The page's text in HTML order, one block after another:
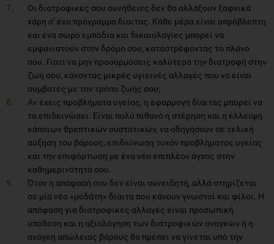
Οι διατροφικές σου συνήθειες δεν θα αλλάξουν ξαφνικά
χάρη σ’ ένα πρόγραμμα δίαιτας. Κάθε μέρα είναι απρόβλεπτη
και ένα σωρό εμπόδια και δικαιολογίες μπορεί να
εμφανιστούν στον δρόμο σου, καταστρέφοντας το πλάνο
σου. Γιατί να μην προσαρμόσεις καλύτερα την διατροφή στην
ζωή σου, κάνοντας μικρές υγιεινές αλλαγές που να είναι
συμβατές με τον τρόπο ζωής σου;
Αν έχεις προβλήματα υγείας, η εφαρμογή δίαιτας μπορεί να
τα επιδεινώσει. Είναι πολύ πιθανό η στέρηση και η έλλειψη
κάποιων θρεπτικών συστατικών, να οδηγήσουν σε τελική
αύξηση του βάρους, επιδείνωση τυχόν προβλήματος υγείας
και την επιφόρτωση με ένα νέο επιπλέον άγχος στην
καθημερινότητά σου.
Όταν η απόφασή σου δεν είναι συνειδητή, αλλά στηρίζεται
σε μία νέα «μοδάτη» δίαιτα που κάνουν γνωστοί και φίλοι. Η
απόφαση για διατροφικές αλλαγές είναι προσωπική
υπόθεση και η αξιολόγηση των διατροφικών αναγκών ή η
ανάγκη απώλειας βάρους θα πρέπει να γίνεται υπό την